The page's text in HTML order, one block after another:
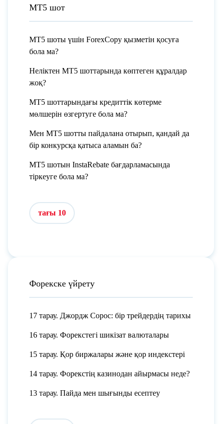
МТ5 шот
МТ5 шоты үшін ForexCopy қызметін қосуға
бола ма?
Неліктен MT5 шоттарында көптеген құралдар
жоқ?
МТ5 шоттарындағы кредиттік көтерме
мөлшерін өзгертуге бола ма?
Мен МТ5 шотты пайдалана отырып, қандай да
бір конкурсқа қатыса аламын ба?
МТ5 шотын InstaRebate бағдарламасында
тіркеуге бола ма?
тағы 10
Форекске үйрету
17 тарау. Джордж Сорос: бір трейдердің тарихы
16 тарау. Форекстегі шикізат валюталары
15 тарау. Қор биржалары және қор индекстері
14 тарау. Форекстің казинодан айырмасы неде?
13 тарау. Пайда мен шығынды есептеу